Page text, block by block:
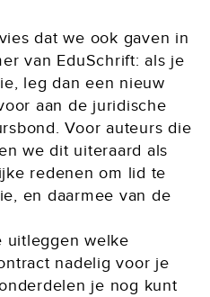
dat we ook gaven in
van EduSchrift: als je
leg dan een nieuw
aan de juridische
Voor auteurs die
we dit uiteraard als
redenen om lid te
en daarmee van de
uitleggen welke
nadelig voor je
je nog kunt